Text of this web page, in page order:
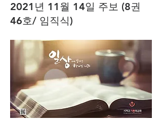
2021년 11월 14일 주보 (8권
46호/ 임직식)